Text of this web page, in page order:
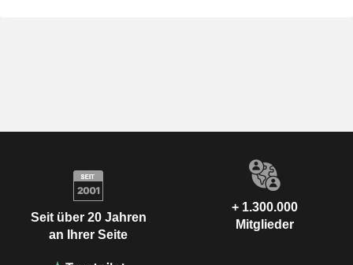
Seit über 20 Jahren
an Ihrer Seite
+ 1.300.000
Mitglieder